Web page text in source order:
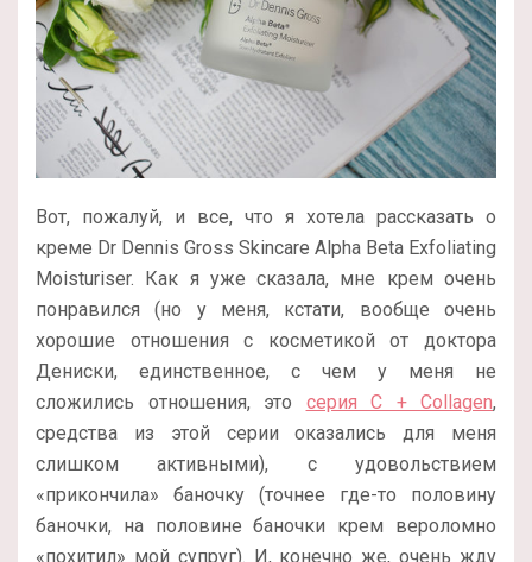
Вот, пожалуй, и все, что я хотела рассказать о
креме Dr Dennis Gross Skincare Alpha Beta Exfoliating
Moisturiser. Как я уже сказала, мне крем очень
понравился (но у меня, кстати, вообще очень
хорошие отношения с косметикой от доктора
Дениски, единственное, с чем у меня не
сложились отношения, это серия C + Collagen,
средства из этой серии оказались для меня
слишком активными), с удовольствием
«прикончила» баночку (точнее где-то половину
баночки, на половине баночки крем вероломно
«похитил» мой супруг). И, конечно же, очень жду